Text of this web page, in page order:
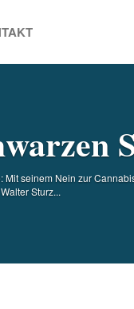
seinem Nein zur
Sturz...